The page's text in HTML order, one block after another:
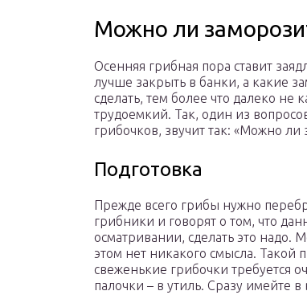
Можно ли
Осенняя грибная пора ставит
лучше закрыть в банки, а какие
сделать, тем более что далеко не
трудоемкий. Так, один из
грибочков, звучит так: «Можно
Подготовка
Прежде всего грибы нужно
грибники и говорят о том, что
осматривании, сделать это надо.
этом нет никакого смысла. Такой
свеженькие грибочки требуется
палочки – в утиль. Сразу имейте